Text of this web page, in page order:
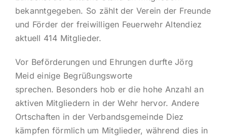
bekanntgegeben. So zählt der Verein der Freunde
und Förder der freiwilligen Feuerwehr Altendiez
aktuell 414 Mitglieder.
Vor Beförderungen und Ehrungen durfte Jörg
Meid einige Begrüßungsworte
sprechen. Besonders hob er die hohe Anzahl an
aktiven Mitgliedern in der Wehr hervor. Andere
Ortschaften in der Verbandsgemeinde Diez
kämpfen förmlich um Mitglieder, während dies in